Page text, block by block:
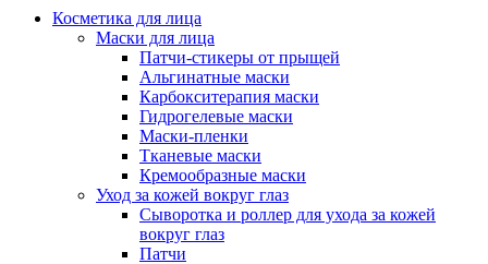
Косметика для лица
Маски для лица
Патчи-стикеры от прыщей
Альгинатные маски
Карбокситерапия маски
Гидрогелевые маски
Маски-пленки
Тканевые маски
Кремообразные маски
Уход за кожей вокруг глаз
Сыворотка и роллер для ухода за кожей
вокруг глаз
Патчи